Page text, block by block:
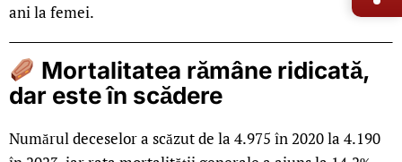
ani la femei.
Mortalitatea rămâne ridicată,
dar este în scădere
Numărul deceselor a scăzut de la 4.975 în 2020 la 4.190